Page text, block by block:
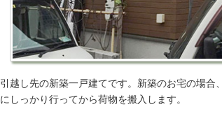
引越し先の新築一戸建てです。新築のお宅の場
にしっかり行ってから荷物を搬入します。